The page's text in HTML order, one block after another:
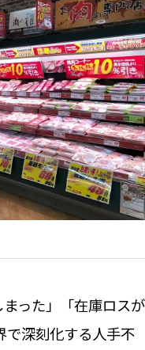
まった」「在庫ロスが
で深刻化する人手不